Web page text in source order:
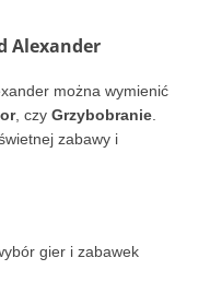
Alexander
można wymienić
, czy Grzybobranie
zabawy i
gier i zabawek